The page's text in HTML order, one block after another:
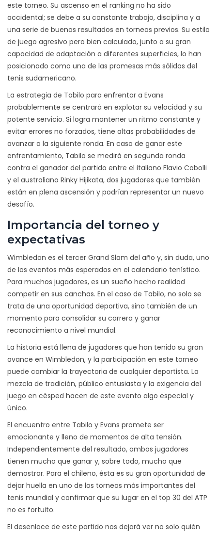
este torneo. Su ascenso en el ranking no ha sido
accidental; se debe a su constante trabajo, disciplina y a
una serie de buenos resultados en torneos previos. Su estilo
de juego agresivo pero bien calculado, junto a su gran
capacidad de adaptación a diferentes superficies, lo han
posicionado como una de las promesas más sólidas del
tenis sudamericano.
La estrategia de Tabilo para enfrentar a Evans
probablemente se centrará en explotar su velocidad y su
potente servicio. Si logra mantener un ritmo constante y
evitar errores no forzados, tiene altas probabilidades de
avanzar a la siguiente ronda. En caso de ganar este
enfrentamiento, Tabilo se medirá en segunda ronda
contra el ganador del partido entre el italiano Flavio Cobolli
y el australiano Rinky Hijikata, dos jugadores que también
están en plena ascensión y podrían representar un nuevo
desafío.
Importancia del torneo y
expectativas
Wimbledon es el tercer Grand Slam del año y, sin duda, uno
de los eventos más esperados en el calendario tenístico.
Para muchos jugadores, es un sueño hecho realidad
competir en sus canchas. En el caso de Tabilo, no solo se
trata de una oportunidad deportiva, sino también de un
momento para consolidar su carrera y ganar
reconocimiento a nivel mundial.
La historia está llena de jugadores que han tenido su gran
avance en Wimbledon, y la participación en este torneo
puede cambiar la trayectoria de cualquier deportista. La
mezcla de tradición, público entusiasta y la exigencia del
juego en césped hacen de este evento algo especial y
único.
El encuentro entre Tabilo y Evans promete ser
emocionante y lleno de momentos de alta tensión.
Independientemente del resultado, ambos jugadores
tienen mucho que ganar y, sobre todo, mucho que
demostrar. Para el chileno, ésta es su gran oportunidad de
dejar huella en uno de los torneos más importantes del
tenis mundial y confirmar que su lugar en el top 30 del ATP
no es fortuito.
El desenlace de este partido nos dejará ver no solo quién